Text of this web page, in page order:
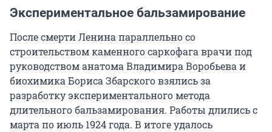
Экспериментальное бальзамирование
После смерти Ленина параллельно со
строительством каменного саркофага врачи под
руководством анатома Владимира Воробьева и
биохимика Бориса Збарского взялись за
разработку экспериментального метода
длительного бальзамирования. Работы длились с
марта по июль 1924 года. В итоге удалось